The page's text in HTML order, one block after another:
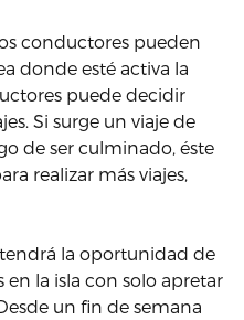
conductores pueden
donde esté activa la
puede decidir
Si surge un viaje de
de ser culminado, éste
realizar más viajes,
la oportunidad de
en la isla con solo apretar
un fin de semana